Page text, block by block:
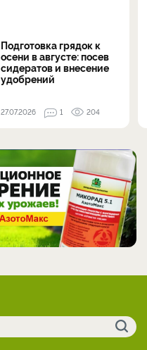
Подготовка грядок к
осени в августе: посев
сидератов и внесение
удобрений
27.07.2026 1 204